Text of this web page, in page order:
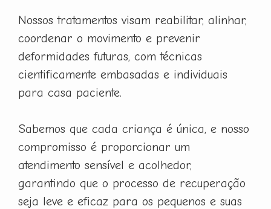
Nossos tratamentos visam reabilitar, alinhar,
coordenar o movimento e prevenir
deformidades futuras, com técnicas
cientificamente embasadas e individuais
para casa paciente.
Sabemos que cada criança é única, e nosso
compromisso é proporcionar um
atendimento sensível e acolhedor,
garantindo que o processo de recuperação
seja leve e eficaz para os pequenos e suas